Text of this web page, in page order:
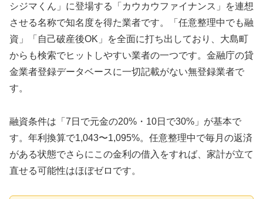
シジマくん」に登場する「カウカウファイナンス」を連想
させる名称で知名度を得た業者です。「任意整理中でも融
資」「自己破産後OK」を全面に打ち出しており、大島町
からも検索でヒットしやすい業者の一つです。金融庁の貸
金業者登録データベースに一切記載がない無登録業者で
す。
融資条件は「7日で元金の20%・10日で30%」が基本で
す。年利換算で1,043〜1,095%。任意整理中で毎月の返済
がある状態でさらにこの金利の借入をすれば、家計が立て
直せる可能性はほぼゼロです。